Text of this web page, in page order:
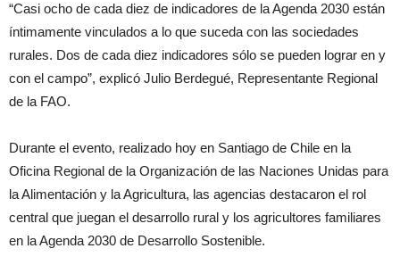
“Casi ocho de cada diez de indicadores de la Agenda 2030 están
íntimamente vinculados a lo que suceda con las sociedades
rurales. Dos de cada diez indicadores sólo se pueden lograr en y
con el campo”, explicó Julio Berdegué, Representante Regional
de la FAO.
Durante el evento, realizado hoy en Santiago de Chile en la
Oficina Regional de la Organización de las Naciones Unidas para
la Alimentación y la Agricultura, las agencias destacaron el rol
central que juegan el desarrollo rural y los agricultores familiares
en la Agenda 2030 de Desarrollo Sostenible.